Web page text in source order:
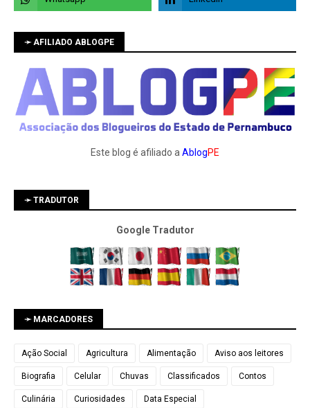
➛ AFILIADO ABLOGPE
Este blog é afiliado aAblogPE
➛ TRADUTOR
Google Tradutor
➛ MARCADORES
Ação Social Agricultura Alimentação Aviso aos leitores
Biografia Celular Chuvas Classificados Contos
Culinária Curiosidades Data Especial